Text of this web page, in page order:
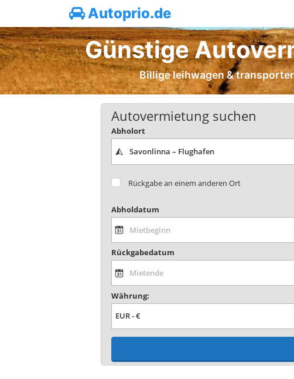
Autoprio.de
Günstige
Billige leihwagen &
Autovermietung suchen
Abholort
Rückgabe an einem anderen Ort
Abholdatum
Rückgabedatum
Währung: